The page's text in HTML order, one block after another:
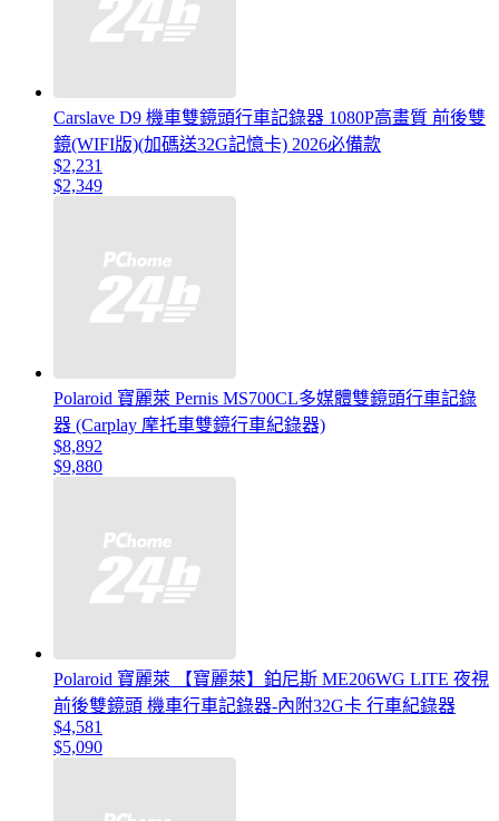
Carslave D9 機車雙鏡頭行車記錄器 1080P高畫質 前後雙
鏡(WIFI版)(加碼送32G記憶卡) 2026必備款
$2,231
$2,349
Polaroid 寶麗萊 Pernis MS700CL多媒體雙鏡頭行車記錄
器 (Carplay 摩托車雙鏡行車紀錄器)
$8,892
$9,880
Polaroid 寶麗萊 【寶麗萊】鉑尼斯 ME206WG LITE 夜視
前後雙鏡頭 機車行車記錄器-內附32G卡 行車紀錄器
$4,581
$5,090